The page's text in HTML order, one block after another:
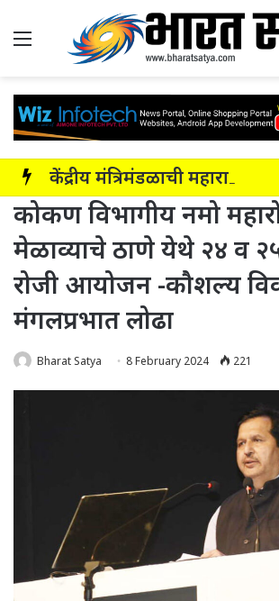
Menu
कोकण विभागीय नमो
मेळाव्याचे ठाणे येथे २४ व २५
रोजी आयोजन -कौशल्य
मंगलप्रभात लोढा
Bharat Satya 8 February 2024 221